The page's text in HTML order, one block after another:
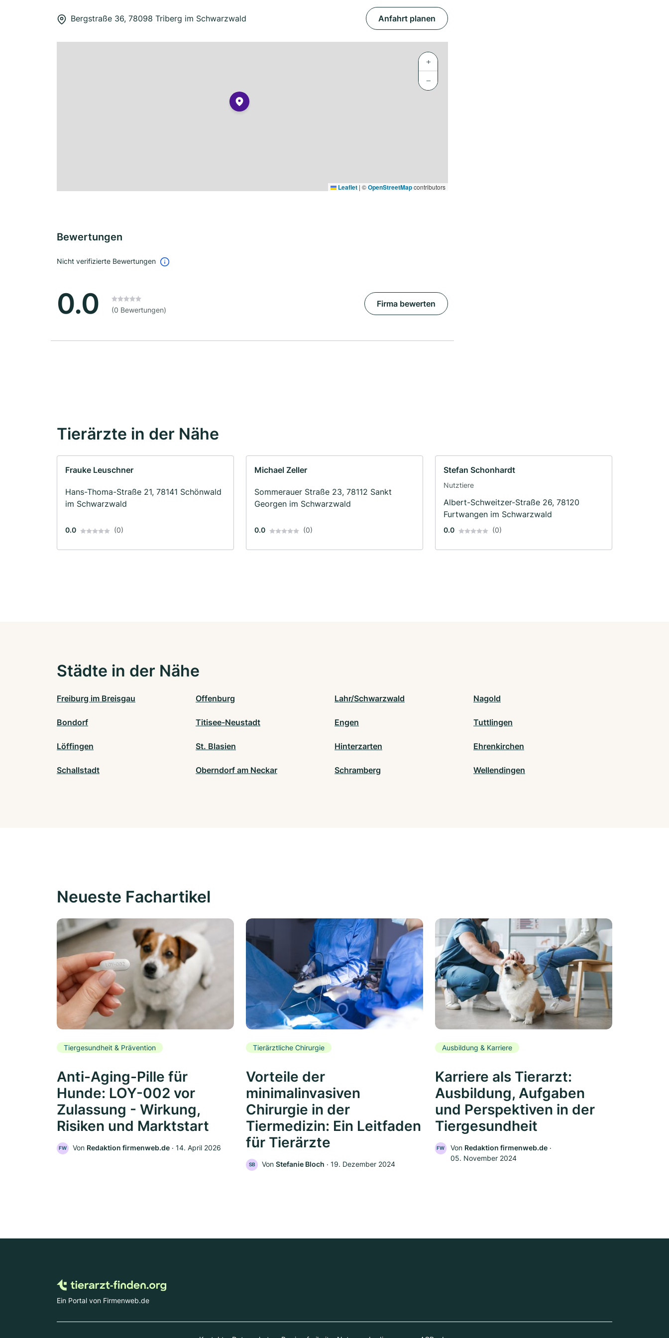
Bergstraße 36, 78098 Triberg im Schwarzwald Anfahrt planen
+
−
Leaflet | ©OpenStreetMapcontributors
Bewertungen
Nicht verifizierte Bewertungen
0.0 (0 Bewertungen)
Firma bewerten
Tierärzte in der Nähe
Frauke Leuschner
Hans-Thoma-Straße 21, 78141 Schönwald
im Schwarzwald
0.0 (0)
Michael Zeller
Sommerauer Straße 23, 78112 Sankt
Georgen im Schwarzwald
0.0 (0)
Stefan Schonhardt
Nutztiere
Albert-Schweitzer-Straße 26, 78120
Furtwangen im Schwarzwald
0.0 (0)
Städte in der Nähe
Freiburg im Breisgau Offenburg Lahr/Schwarzwald Nagold
Bondorf Titisee-Neustadt Engen Tuttlingen
Löffingen St. Blasien Hinterzarten Ehrenkirchen
Schallstadt Oberndorf am Neckar Schramberg Wellendingen
Neueste Fachartikel
Tiergesundheit & Prävention
Anti-Aging-Pille für
Hunde: LOY-002 vor
Zulassung - Wirkung,
Risiken und Marktstart
FW Von Redaktion firmenweb.de ‧ 14. April 2026
Tierärztliche Chirurgie
Vorteile der
minimalinvasiven
Chirurgie in der
Tiermedizin: Ein Leitfaden
für Tierärzte
SB Von Stefanie Bloch ‧ 19. Dezember 2024
Ausbildung & Karriere
Karriere als Tierarzt:
Ausbildung, Aufgaben
und Perspektiven in der
Tiergesundheit
FW Von Redaktion firmenweb.de‧
05. November 2024
Ein Portal von Firmenweb.de